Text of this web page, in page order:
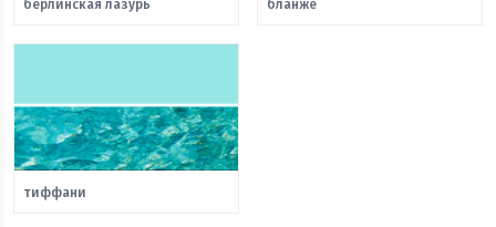
берлинская лазурь бланже
тиффани